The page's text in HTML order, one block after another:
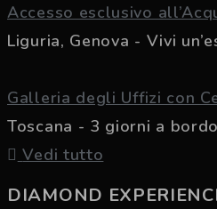
Accesso esclusivo
Liguria, Genova - Vivi
Galleria degli Uffizi con
Toscana - 3 giorni a
Vedi tutto
DIAMOND